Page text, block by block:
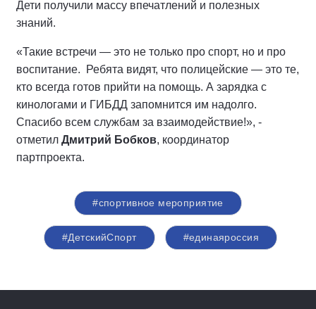
Дети получили массу впечатлений и полезных
знаний.
«Такие встречи — это не только про спорт, но и про
воспитание. Ребята видят, что полицейские — это те,
кто всегда готов прийти на помощь. А зарядка с
кинологами и ГИБДД запомнится им надолго.
Спасибо всем службам за взаимодействие!», -
отметил Дмитрий Бобков, координатор
партпроекта.
#спортивное мероприятие
#ДетскийСпорт #единаяроссия